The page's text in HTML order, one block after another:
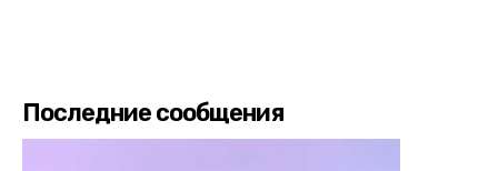
Последние сообщения